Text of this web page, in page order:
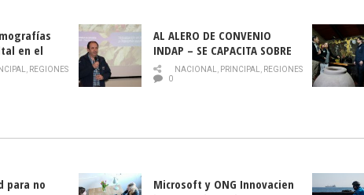
en el
del
, REGIONES
AL ALERO DE CONVENIO
INDAP – SE CAPACITA SOBRE
PLAGA DROSOPHILA SUZUKII
NACIONAL, PRINCIPAL, REGIONES
0
para no
Microsoft y ONG Innovacien